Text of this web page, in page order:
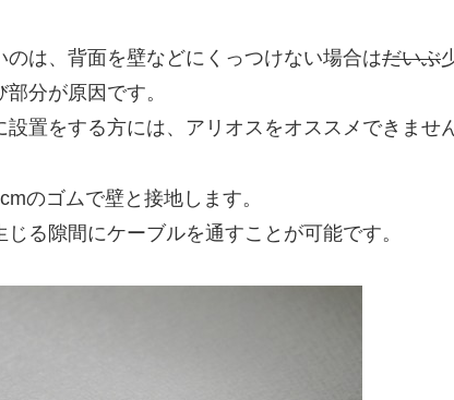
のは、背面を壁などにくっつけない場合はだいぶ
分が原因です。
置をする方には、アリオスをオススメできません
のゴムで壁と接地します。
じる隙間にケーブルを通すことが可能です。